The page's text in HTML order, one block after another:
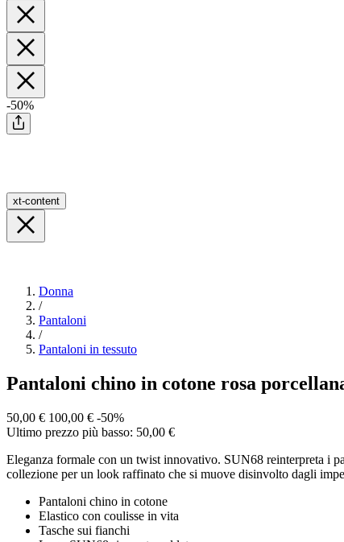
-50%
xt-content
Donna
/
Pantaloni
/
Pantaloni in tessuto
Pantaloni chino in cotone rosa
50,00 € 100,00 € -50%
Ultimo prezzo più basso: 50,00 €
Eleganza formale con un twist innovativo. SUN68 reinterpreta i
collezione per un look raffinato che si muove disinvolto dagli
Pantaloni chino in cotone
Elastico con coulisse in vita
Tasche sui fianchi